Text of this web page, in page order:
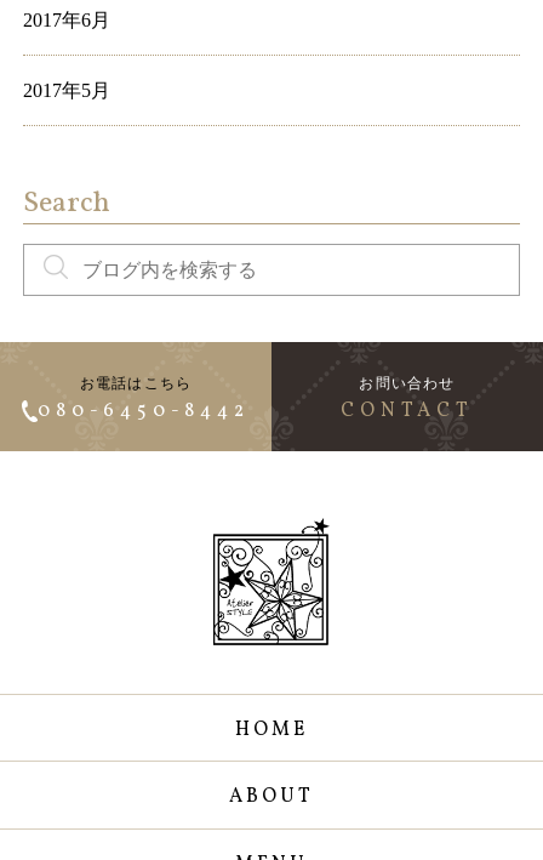
2017年6月
2017年5月
Search
お電話はこちら
080-6450-8442
お問い合わせ
CONTACT
HOME
ABOUT